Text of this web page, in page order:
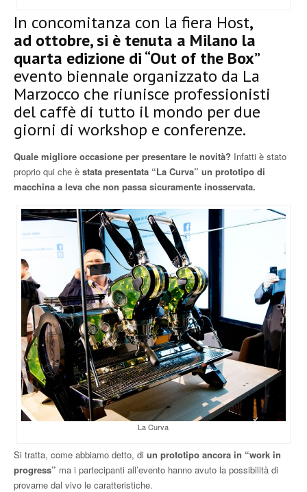
In concomitanza con la fiera Host,
ad ottobre, si è tenuta a Milano la
quarta edizione di “Out of the Box”
evento biennale organizzato da La
Marzocco che riunisce professionisti
del caffè di tutto il mondo per due
giorni di workshop e conferenze.
Quale migliore occasione per presentare le novità? Infatti è stato
proprio qui che è stata presentata “La Curva” un prototipo di
macchina a leva che non passa sicuramente inosservata.
La Curva
Si tratta, come abbiamo detto, di un prototipo ancora in “work in
progress” ma i partecipanti all’evento hanno avuto la possibilità di
provarne dal vivo le caratteristiche.